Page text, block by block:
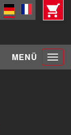
MENÜ Toggle